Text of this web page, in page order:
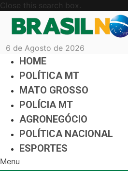
Close this search box.
6 de Agosto de 2026
HOME
POLÍTICA MT
MATO GROSSO
POLÍCIA MT
AGRONEGÓCIO
POLÍTICA NACIONAL
ESPORTES
Menu